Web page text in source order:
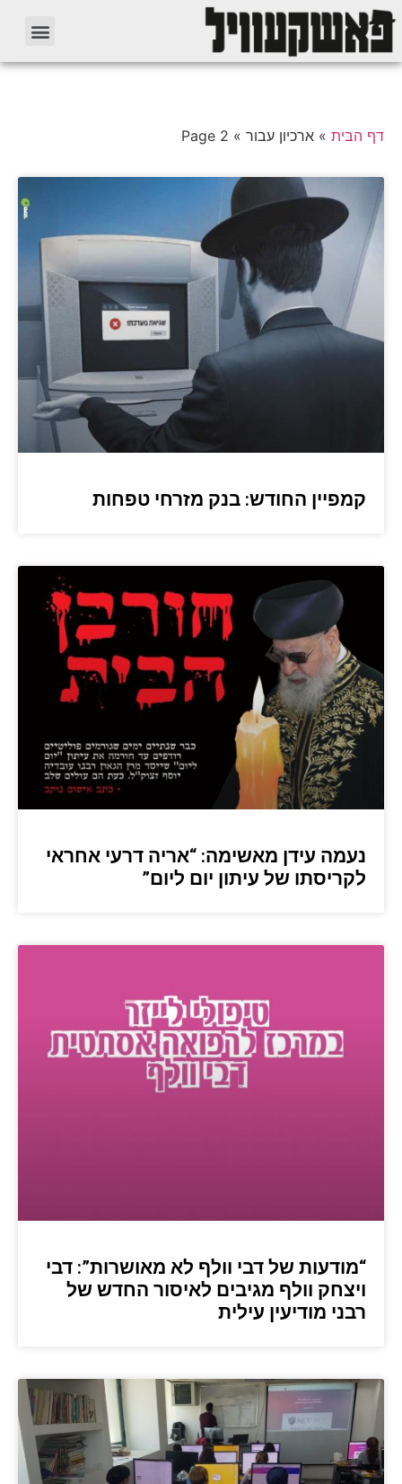
דף הבית » ארכיון עבור »
Page 2
קמפיין החודש: בנק מזרחי טפחות
נעמה עידן מאשימה: “אריה דרעי אחראי
לקריסתו של עיתון יום ליום”
“מודעות של דבי וולף לא מאושרות”: דבי
ויצחק וולף מגיבים לאיסור החדש של
רבני מודיעין עילית